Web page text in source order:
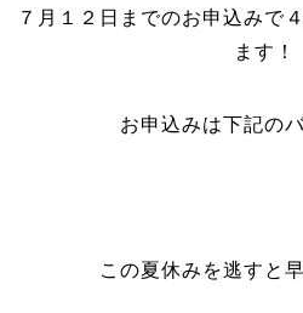
７月１２日までのお申込みで
ます！
お申込みは下記の
この夏休みを逃すと